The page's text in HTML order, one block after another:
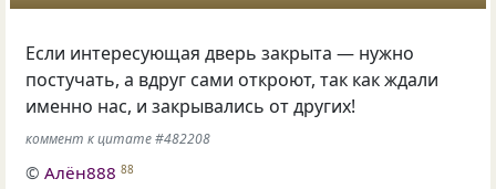
Если интересующая дверь закрыта — нужно
постучать, а вдруг сами откроют, так как ждали
именно нас, и закрывались от других!
коммент к цитате #482208
©Алён888 88